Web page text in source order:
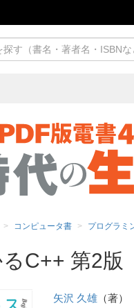
コンピュータ書 プログラミ
C++ 第2版
矢沢 久雄（著）